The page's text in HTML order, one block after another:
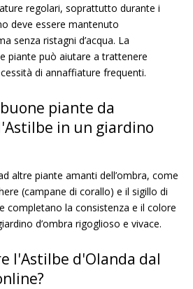
regolari, soprattutto durante i
deve essere mantenuto
senza ristagni d’acqua. La
piante può aiutare a trattenere
di annaffiature frequenti.
piante da
in un giardino
altre piante amanti dell’ombra, come
(campane di corallo) e il sigillo di
completano la consistenza e il colore
d’ombra rigoglioso e vivace.
l'Astilbe d'Olanda dal